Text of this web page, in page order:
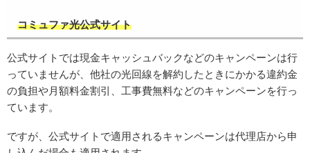
コミュファ光公式サイト
公式サイトでは現金キャッシュバックなどのキャンペーンは行
っていませんが、他社の光回線を解約したときにかかる違約金
の負担や月額料金割引、工事費無料などのキャンペーンを行っ
ています。
ですが、公式サイトで適用されるキャンペーンは代理店から申